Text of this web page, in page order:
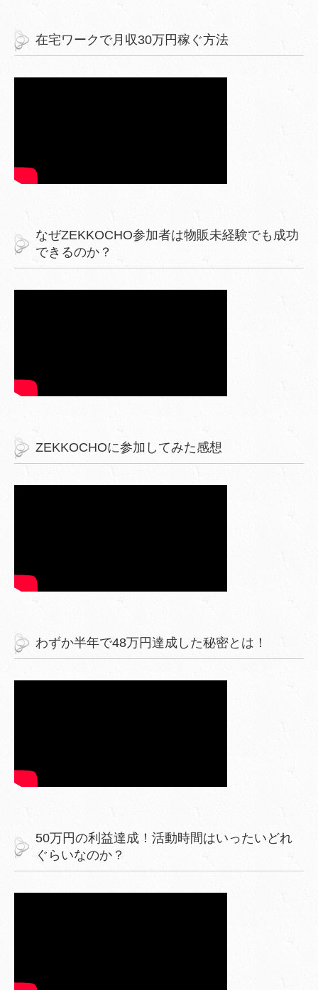
在宅ワークで月収30万円稼ぐ方法
なぜZEKKOCHO参加者は物販未経験でも成功
できるのか？
ZEKKOCHOに参加してみた感想
わずか半年で48万円達成した秘密とは！
50万円の利益達成！活動時間はいったいどれ
ぐらいなのか？